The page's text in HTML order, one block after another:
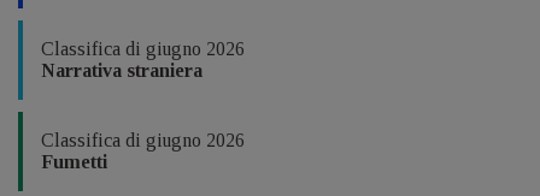
Classifica di giugno 2026
Narrativa straniera
Classifica di giugno 2026
Fumetti